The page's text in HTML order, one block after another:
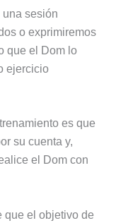
sesión
o exprimiremos
que el Dom lo
ejercicio
es que
su cuenta y,
el Dom con
que el objetivo de